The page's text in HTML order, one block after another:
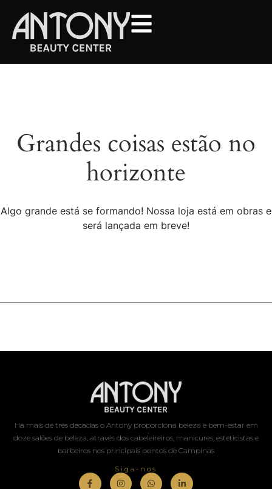
Grandes coisas estão no
horizonte
Algo grande está se formando! Nossa loja está em obras e
será lançada em breve!
Há mais de três décadas o Antony proporciona beleza e bem-estar em
doze salões de beleza, através dos cabeleireiros, manicures, esteticistas e
barbeiros nos principais pontos de Campinas
Siga-nos